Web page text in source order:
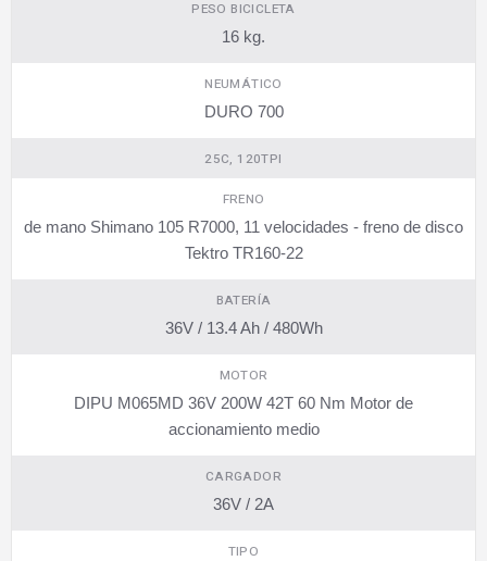
PESO BICICLETA
16 kg.
NEUMÁTICO
DURO 700
25C, 120TPI
FRENO
de mano Shimano 105 R7000, 11 velocidades - freno de disco
Tektro TR160-22
BATERÍA
36V / 13.4 Ah / 480Wh
MOTOR
DIPU M065MD 36V 200W 42T 60 Nm Motor de
accionamiento medio
CARGADOR
36V / 2A
TIPO